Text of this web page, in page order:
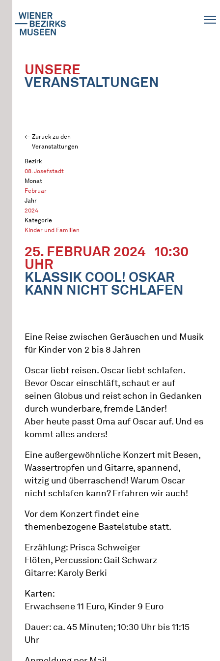
UNSERE
VERANSTALTUNGEN
Zurück zu den
Veranstaltungen
Bezirk
08. Josefstadt
Monat
Februar
Jahr
2024
Kategorie
Kinder und Familien
25. FEBRUAR 2024 10:30
UHR
KLASSIK COOL! OSKAR
KANN NICHT SCHLAFEN
Eine Reise zwischen Geräuschen und Musik
für Kinder von 2 bis 8 Jahren
Oscar liebt reisen. Oscar liebt schlafen.
Bevor Oscar einschläft, schaut er auf
seinen Globus und reist schon in Gedanken
durch wunderbare, fremde Länder!
Aber heute passt Oma auf Oscar auf. Und es
kommt alles anders!
Eine außergewöhnliche Konzert mit Besen,
Wassertropfen und Gitarre, spannend,
witzig und überraschend! Warum Oscar
nicht schlafen kann? Erfahren wir auch!
Vor dem Konzert findet eine
themenbezogene Bastelstube statt.
Erzählung: Prisca Schweiger
Flöten, Percussion: Gail Schwarz
Gitarre: Karoly Berki
Karten:
Erwachsene 11 Euro, Kinder 9 Euro
Dauer: ca. 45 Minuten; 10:30 Uhr bis 11:15
Uhr